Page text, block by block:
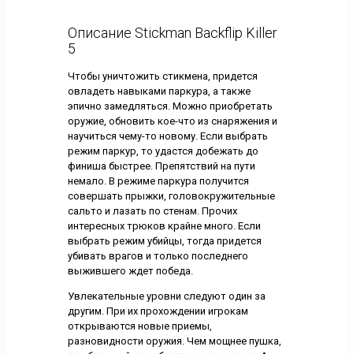
Описание Stickman Backflip Killer
5
Чтобы уничтожить стикмена, придется
овладеть навыками паркура, а также
эпично замедляться. Можно приобретать
оружие, обновить кое-что из снаряжения и
научиться чему-то новому. Если выбрать
режим паркур, то удастся добежать до
финиша быстрее. Препятствий на пути
немало. В режиме паркура получится
совершать прыжки, головокружительные
сальто и лазать по стенам. Прочих
интересных трюков крайне много. Если
выбрать режим убийцы, тогда придется
убивать врагов и только последнего
выжившего ждет победа.
Увлекательные уровни следуют один за
другим. При их прохождении игрокам
открываются новые приемы,
разновидности оружия. Чем мощнее пушка,